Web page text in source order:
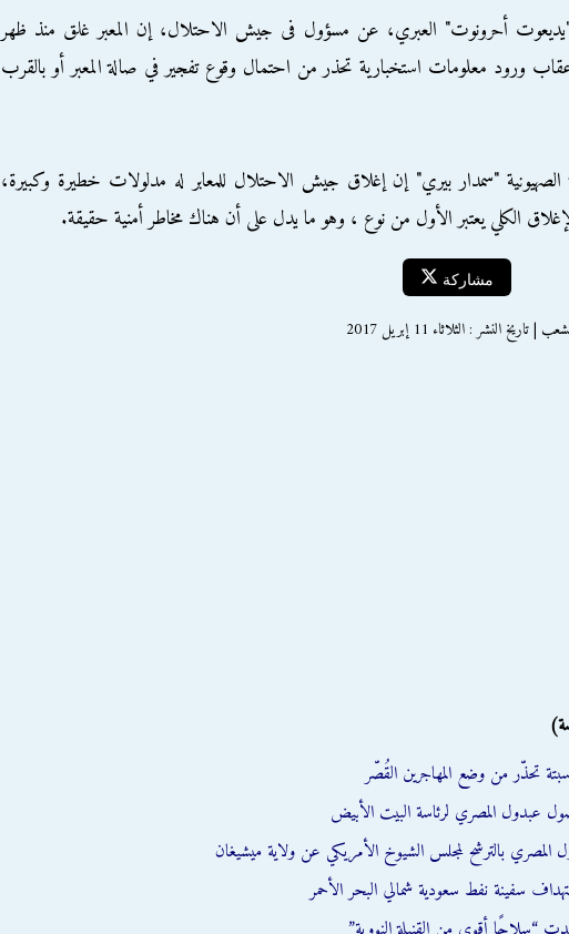
أحرونوت" العبري، عن مسؤول فى جيش الاحتلال، إن المعبر غلق منذ ظهر
ورود معلومات استخبارية تحذر من احتمال وقوع تفجير في صالة المعبر أو بالقرب
الصهيونية "سمدار بيري" إن إغلاق جيش الاحتلال للمعابر له مدلولات خطيرة وكبيرة،
الكلي يعتبر الأول من نوع ، وهو ما يدل على أن هناك مخاطر أمنية حقيقة.
مشاركة
النشر : الثلاثاء 11 إبريل 2017
تحذّر من وضع المهاجرين القُصّر
عبدول المصري لرئاسة البيت الأبيض
المصري بالترشح لمجلس الشيوخ الأمريكي عن ولاية ميشيغان
سفينة نفط سعودية شمالي البحر الأحمر